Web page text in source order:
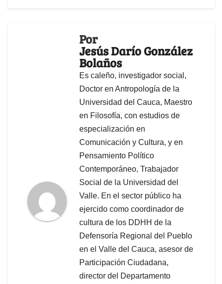
Por
Jesús Darío González
Bolaños
Es caleño, investigador social,
Doctor en Antropología de la
Universidad del Cauca, Maestro
en Filosofía, con estudios de
especialización en
Comunicación y Cultura, y en
Pensamiento Político
Contemporáneo, Trabajador
Social de la Universidad del
Valle. En el sector público ha
ejercido como coordinador de
cultura de los DDHH de la
Defensoría Regional del Pueblo
en el Valle del Cauca, asesor de
Participación Ciudadana,
director del Departamento